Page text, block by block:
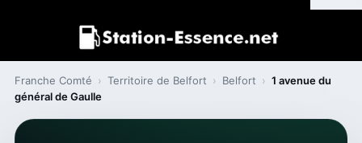
Franche Comté › Territoire de Belfort › Belfort › 1 avenue du
général de Gaulle